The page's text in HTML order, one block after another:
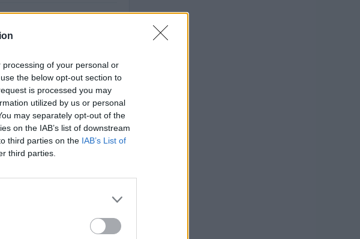
of your personal or
the below opt-out section to
is processed you may
utilized by us or personal
may separately opt-out of the
on the IAB’s list of downstream
third parties on the IAB’s List of
third parties.
— —
euro (dati 2010–